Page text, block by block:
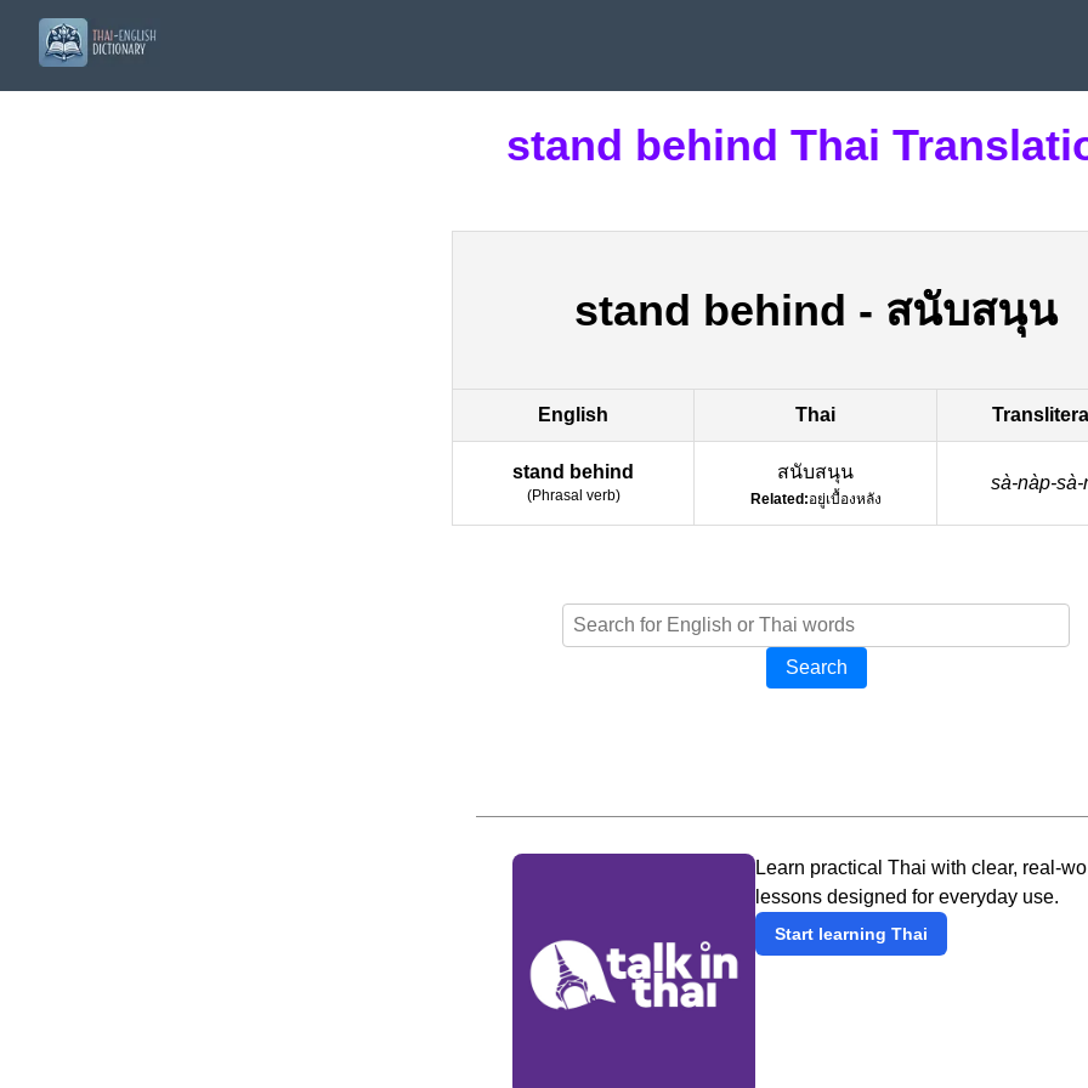
stand behind Thai
stand behind - สนับสนุน
English Thai
stand behind
(Phrasal verb)
สนับสนุน
Related:อยู่เบื้องหลัง
sà-nàp-sà-
Search
Learn practical Thai with clear, real-
lessons designed for everyday use.
Start learning Thai